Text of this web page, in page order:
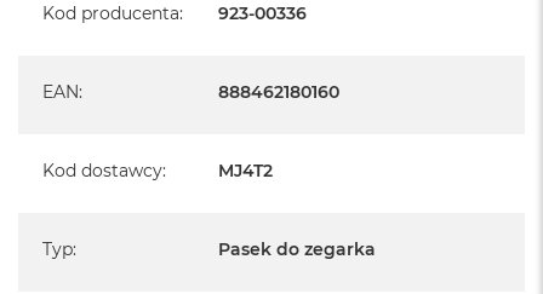
Kod producenta: 923-00336
EAN: 888462180160
Kod dostawcy: MJ4T2
Typ: Pasek do zegarka